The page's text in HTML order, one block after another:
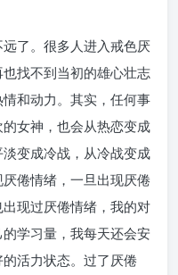
了。很多人进入戒色厌
找不到当初的雄心壮志
和动力。其实，任何事
女神，也会从热恋变成
变成冷战，从冷战变成
倦情绪，一旦出现厌倦
现过厌倦情绪，我的对
学习量，我每天还会安
活力状态。过了厌倦